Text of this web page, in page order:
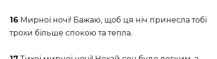
16 Мирної ночі! Бажаю, щоб ця ніч принесла тобі
трохи більше спокою та тепла.